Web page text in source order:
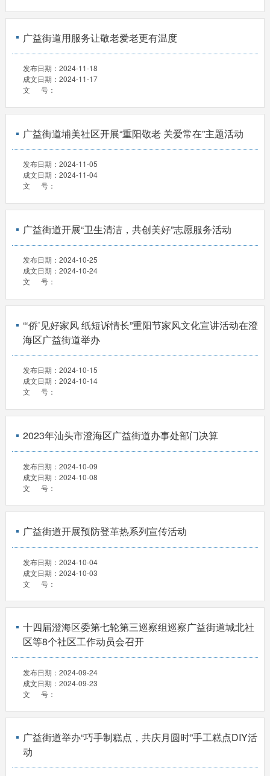
广益街道用服务让敬老爱老更有温度
发布日期： 2024-11-18
成文日期： 2024-11-17
文 号：
广益街道埔美社区开展“重阳敬老 关爱常在”主题活动
发布日期： 2024-11-05
成文日期： 2024-11-04
文 号：
广益街道开展“卫生清洁，共创美好”志愿服务活动
发布日期： 2024-10-25
成文日期： 2024-10-24
文 号：
“‘侨’见好家风 纸短诉情长”重阳节家风文化宣讲活动在澄
海区广益街道举办
发布日期： 2024-10-15
成文日期： 2024-10-14
文 号：
2023年汕头市澄海区广益街道办事处部门决算
发布日期： 2024-10-09
成文日期： 2024-10-08
文 号：
广益街道开展预防登革热系列宣传活动
发布日期： 2024-10-04
成文日期： 2024-10-03
文 号：
十四届澄海区委第七轮第三巡察组巡察广益街道城北社
区等8个社区工作动员会召开
发布日期： 2024-09-24
成文日期： 2024-09-23
文 号：
广益街道举办“巧手制糕点，共庆月圆时”手工糕点DIY活
动